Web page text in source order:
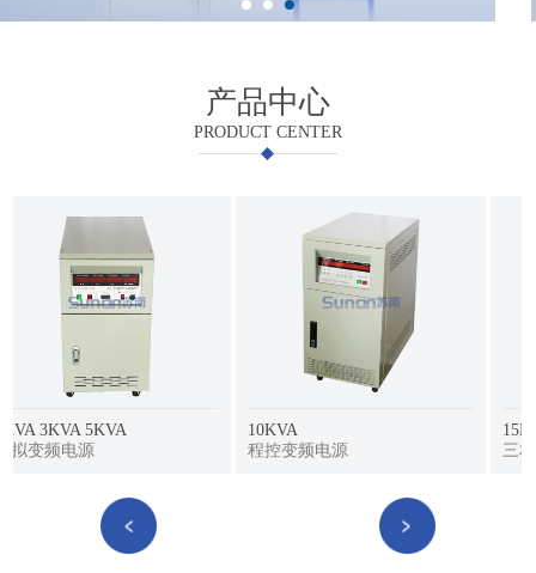
产品中心
PRODUCT CENTER
10KVA
程控变频电源
三相程控变频电源